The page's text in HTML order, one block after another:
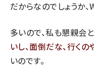
だからなのでしょうか
多いので、私も懇親会
いし、面倒だな、行く
いのです。